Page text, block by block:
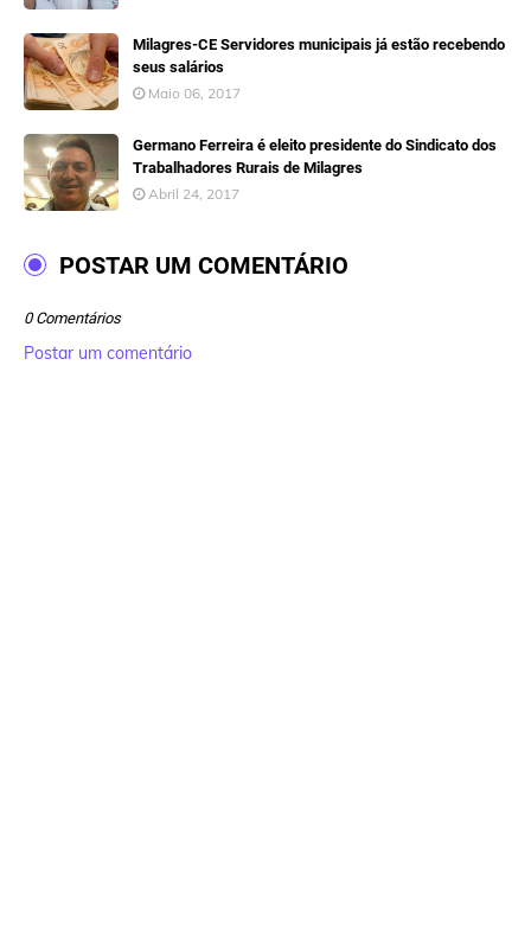
Milagres-CE Servidores municipais já estão recebendo
seus salários
Maio 06, 2017
Germano Ferreira é eleito presidente do Sindicato dos
Trabalhadores Rurais de Milagres
Abril 24, 2017
POSTAR UM COMENTÁRIO
0 Comentários
Postar um comentário